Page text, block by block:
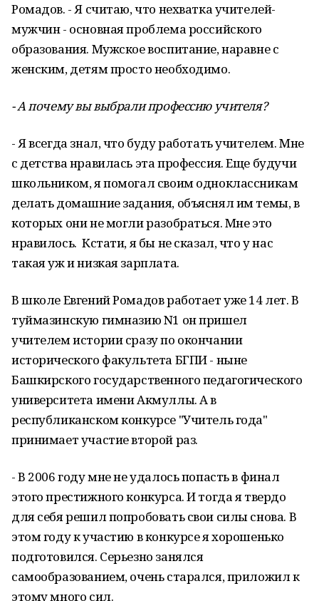
Ромадов. - Я считаю, что нехватка учителей-
мужчин - основная проблема российского
образования. Мужское воспитание, наравне с
женским, детям просто необходимо.
- А почему вы выбрали профессию учителя?
- Я всегда знал, что буду работать учителем. Мне
с детства нравилась эта профессия. Еще будучи
школьником, я помогал своим одноклассникам
делать домашние задания, объяснял им темы, в
которых они не могли разобраться. Мне это
нравилось. Кстати, я бы не сказал, что у нас
такая уж и низкая зарплата.
В школе Евгений Ромадов работает уже 14 лет. В
туймазинскую гимназию N1 он пришел
учителем истории сразу по окончании
исторического факультета БГПИ - ныне
Башкирского государственного педагогического
университета имени Акмуллы. А в
республиканском конкурсе "Учитель года"
принимает участие второй раз.
- В 2006 году мне не удалось попасть в финал
этого престижного конкурса. И тогда я твердо
для себя решил попробовать свои силы снова. В
этом году к участию в конкурсе я хорошенько
подготовился. Серьезно занялся
самообразованием, очень старался, приложил к
этому много сил.